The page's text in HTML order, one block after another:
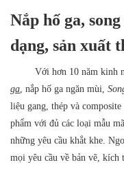
Nắp hố ga,
dạng, sản xuất
Với hơn 10 năm kinh
ga, nắp hố ga ngăn mùi,
liệu gang, thép và
phẩm với đủ các loại mẫu
những yêu cầu khắt khe.
mọi yêu cầu về bản vẽ, kích